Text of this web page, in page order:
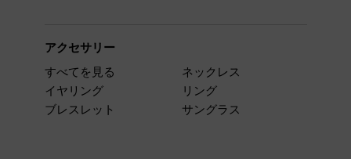
アクセサリー
すべてを見る
イヤリング
ブレスレット
ネックレス
リング
サングラス